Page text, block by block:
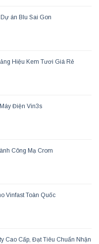
án Blu Sai Gon
Hiệu Kem Tươi Giá Rẻ
Điện Vin3s
Công Mạ Crom
Vinfast Toàn Quốc
Cao Cấp, Đạt Tiêu Chuẩn Nhận